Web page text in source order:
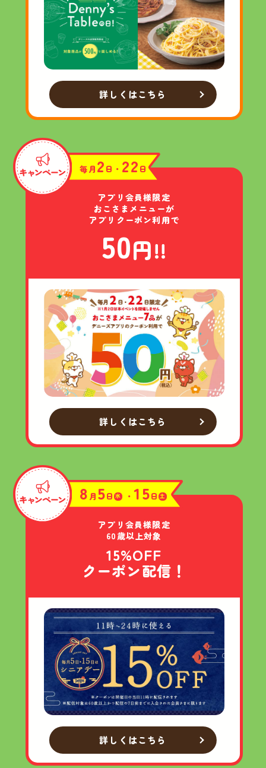
詳しくはこちら
毎月 2 日・ 22 日
アプリ会員様限定
おこさまメニューが
アプリクーポン利用で
50円!!
詳しくはこちら
8 月 5日水 ・ 15日 土
アプリ会員様限定
60歳以上対象
15%OFF
クーポン配信！
詳しくはこちら